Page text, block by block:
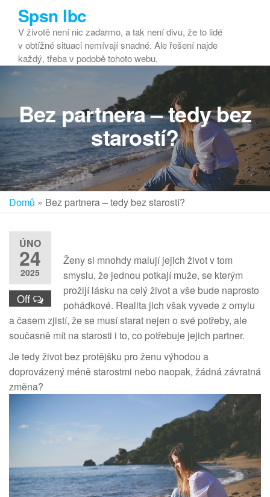
Přeskočit
obsah
Spsn lbc
V životě není nic zadarmo, a tak není divu, že to lidé
v obtížné situaci nemívají snadné. Ale řešení najde
každý, třeba v podobě tohoto webu.
Bez partnera – tedy bez
starostí?
Domů » Bez partnera – tedy bez starostí?
ÚNO
24
2025
Off
Ženy si mnohdy malují jejich život v tom
smyslu, že jednou potkají muže, se kterým
prožijí lásku na celý život a vše bude naprosto
pohádkové. Realita jich však vyvede z omylu
a časem zjistí, že se musí starat nejen o své potřeby, ale
současně mít na starosti i to, co potřebuje jejich partner.
Je tedy život bez protějšku pro ženu výhodou a
doprovázený méně starostmi nebo naopak, žádná závratná
změna?